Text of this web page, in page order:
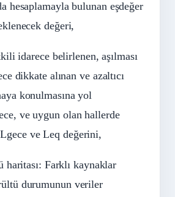
hesaplamayla bulunan eşdeğer
değeri,
idarece belirlenen, aşılması
dikkate alınan ve azaltıcı
konulmasına yol
ve uygun olan hallerde
ve Leq değerini,
Farklı kaynaklar
durumunun veriler